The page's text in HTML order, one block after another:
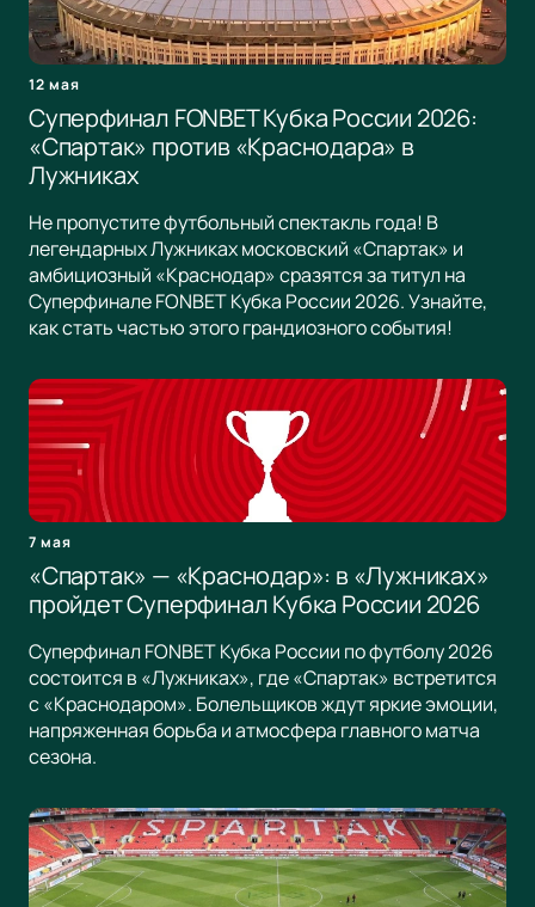
12 мая
Суперфинал FONBET Кубка России 2026:
«Спартак» против «Краснодара» в
Лужниках
Не пропустите футбольный спектакль года! В
легендарных Лужниках московский «Спартак» и
амбициозный «Краснодар» сразятся за титул на
Суперфинале FONBET Кубка России 2026. Узнайте,
как стать частью этого грандиозного события!
7 мая
«Спартак» — «Краснодар»: в «Лужниках»
пройдет Суперфинал Кубка России 2026
Суперфинал FONBET Кубка России по футболу 2026
состоится в «Лужниках», где «Спартак» встретится
с «Краснодаром». Болельщиков ждут яркие эмоции,
напряженная борьба и атмосфера главного матча
сезона.